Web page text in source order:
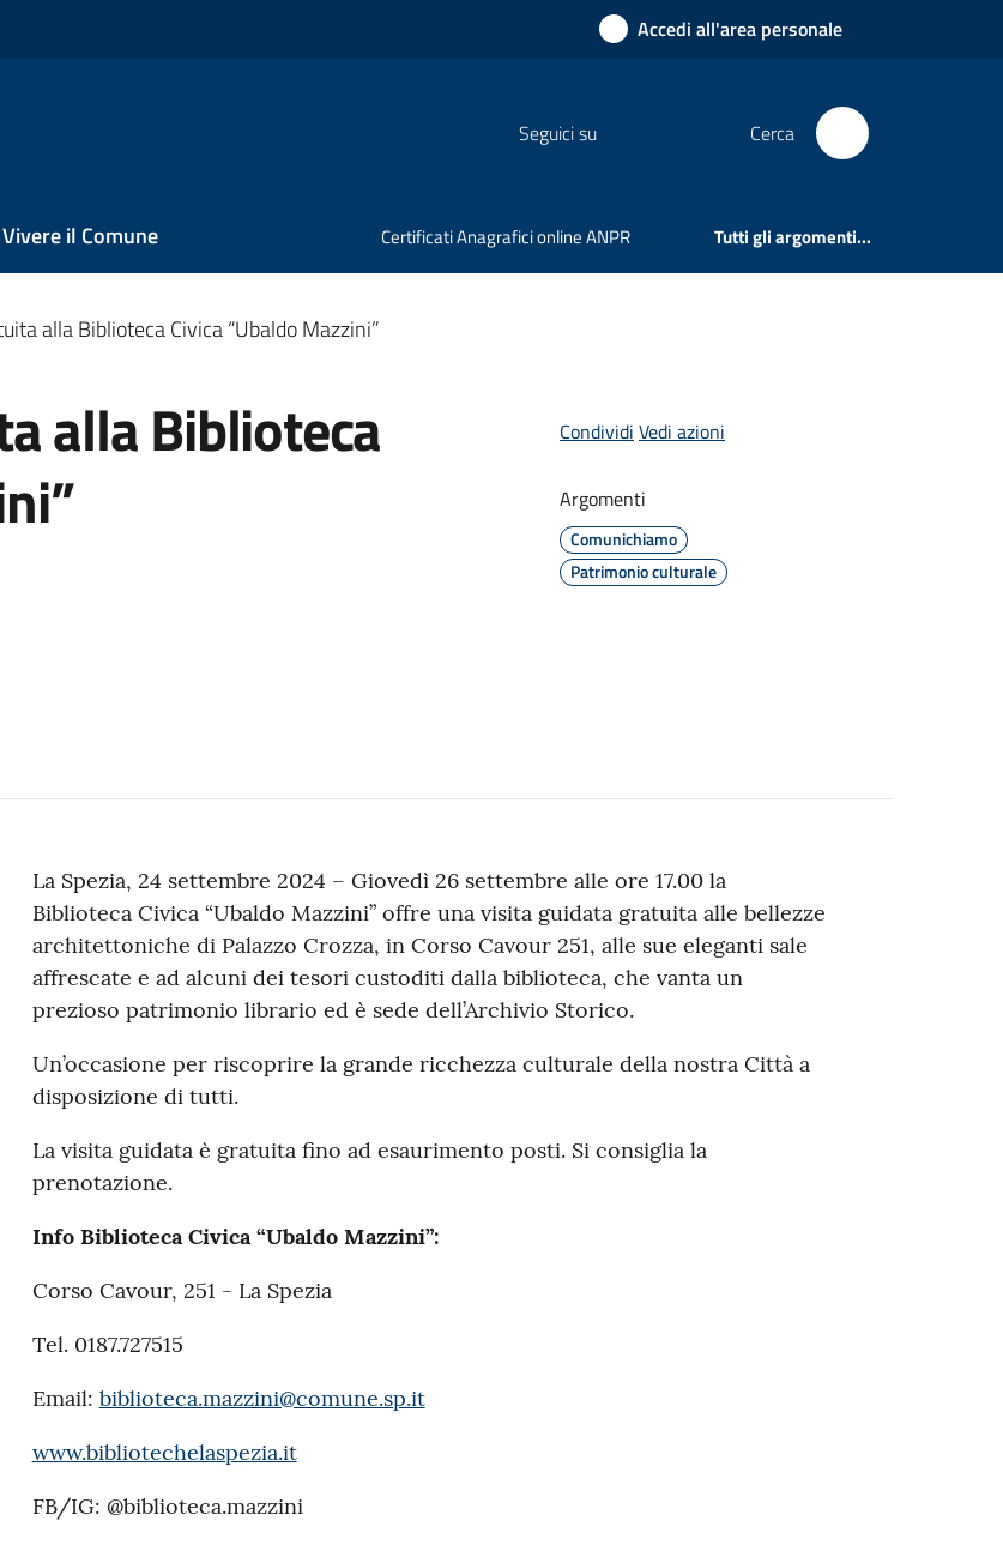
Accedi all'area personale
Seguici su Cerca
Vivere il Comune Certificati Anagrafici online ANPR Tutti gli argomenti...
alla Biblioteca Civica “Ubaldo Mazzini”
alla Biblioteca
Condividi Vedi azioni
Argomenti
Comunichiamo
Patrimonio culturale
Contenuto
La Spezia, 24 settembre 2024 – Giovedì 26 settembre alle ore 17.00 la
Biblioteca Civica “Ubaldo Mazzini” offre una visita guidata gratuita alle bellezze
architettoniche di Palazzo Crozza, in Corso Cavour 251, alle sue eleganti sale
affrescate e ad alcuni dei tesori custoditi dalla biblioteca, che vanta un
prezioso patrimonio librario ed è sede dell’Archivio Storico.
Un’occasione per riscoprire la grande ricchezza culturale della nostra Città a
disposizione di tutti.
La visita guidata è gratuita fino ad esaurimento posti. Si consiglia la
prenotazione.
Info Biblioteca Civica “Ubaldo Mazzini”:
Corso Cavour, 251 - La Spezia
Tel. 0187.727515
Email: biblioteca.mazzini@comune.sp.it
www.bibliotechelaspezia.it
FB/IG: @biblioteca.mazzini